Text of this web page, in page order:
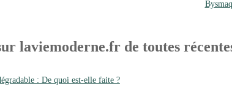
laviemoderne.fr de toutes
: De quoi est-elle faite ?